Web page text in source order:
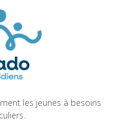
les jeunes à besoins